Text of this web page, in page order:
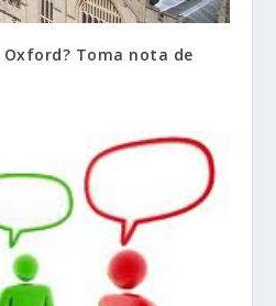
Toma nota de